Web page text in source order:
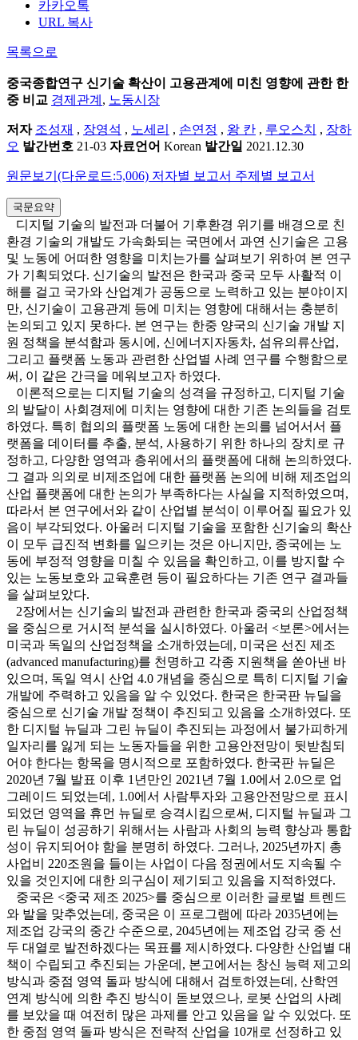
카카오톡
URL 복사
목록으로
중국종합연구 신기술 확산이 고용관계에 미친 영향에 관한 한
중 비교 경제관계 , 노동시장
저자 조성재 , 장영석 , 노세리 , 손연정 , 왕 칸 , 루오스치 , 장하
오 발간번호 21-03 자료언어 Korean 발간일 2021.12.30
원문보기(다운로드:5,006) 저자별 보고서 주제별 보고서
국문요약
디지털 기술의 발전과 더불어 기후환경 위기를 배경으로 친
환경 기술의 개발도 가속화되는 국면에서 과연 신기술은 고용
및 노동에 어떠한 영향을 미치는가를 살펴보기 위하여 본 연구
가 기획되었다. 신기술의 발전은 한국과 중국 모두 사활적 이
해를 걸고 국가와 산업계가 공동으로 노력하고 있는 분야이지
만, 신기술이 고용관계 등에 미치는 영향에 대해서는 충분히
논의되고 있지 못하다. 본 연구는 한중 양국의 신기술 개발 지
원 정책을 분석함과 동시에, 신에너지자동차, 섬유의류산업,
그리고 플랫폼 노동과 관련한 산업별 사례 연구를 수행함으로
써, 이 같은 간극을 메워보고자 하였다.
이론적으로는 디지털 기술의 성격을 규정하고, 디지털 기술
의 발달이 사회경제에 미치는 영향에 대한 기존 논의들을 검토
하였다. 특히 협의의 플랫폼 노동에 대한 논의를 넘어서서 플
랫폼을 데이터를 추출, 분석, 사용하기 위한 하나의 장치로 규
정하고, 다양한 영역과 층위에서의 플랫폼에 대해 논의하였다.
그 결과 의외로 비제조업에 대한 플랫폼 논의에 비해 제조업의
산업 플랫폼에 대한 논의가 부족하다는 사실을 지적하였으며,
따라서 본 연구에서와 같이 산업별 분석이 이루어질 필요가 있
음이 부각되었다. 아울러 디지털 기술을 포함한 신기술의 확산
이 모두 급진적 변화를 일으키는 것은 아니지만, 종국에는 노
동에 부정적 영향을 미칠 수 있음을 확인하고, 이를 방지할 수
있는 노동보호와 교육훈련 등이 필요하다는 기존 연구 결과들
을 살펴보았다.
2장에서는 신기술의 발전과 관련한 한국과 중국의 산업정책
을 중심으로 거시적 분석을 실시하였다. 아울러 <보론>에서는
미국과 독일의 산업정책을 소개하였는데, 미국은 선진 제조
(advanced manufacturing)를 천명하고 각종 지원책을 쏟아낸 바
있으며, 독일 역시 산업 4.0 개념을 중심으로 특히 디지털 기술
개발에 주력하고 있음을 알 수 있었다. 한국은 한국판 뉴딜을
중심으로 신기술 개발 정책이 추진되고 있음을 소개하였다. 또
한 디지털 뉴딜과 그린 뉴딜이 추진되는 과정에서 불가피하게
일자리를 잃게 되는 노동자들을 위한 고용안전망이 뒷받침되
어야 한다는 항목을 명시적으로 포함하였다. 한국판 뉴딜은
2020년 7월 발표 이후 1년만인 2021년 7월 1.0에서 2.0으로 업
그레이드 되었는데, 1.0에서 사람투자와 고용안전망으로 표시
되었던 영역을 휴먼 뉴딜로 승격시킴으로써, 디지털 뉴딜과 그
린 뉴딜이 성공하기 위해서는 사람과 사회의 능력 향상과 통합
성이 유지되어야 함을 분명히 하였다. 그러나, 2025년까지 총
사업비 220조원을 들이는 사업이 다음 정권에서도 지속될 수
있을 것인지에 대한 의구심이 제기되고 있음을 지적하였다.
중국은 <중국 제조 2025>를 중심으로 이러한 글로벌 트렌드
와 발을 맞추었는데, 중국은 이 프로그램에 따라 2035년에는
제조업 강국의 중간 수준으로, 2045년에는 제조업 강국 중 선
두 대열로 발전하겠다는 목표를 제시하였다. 다양한 산업별 대
책이 수립되고 추진되는 가운데, 본고에서는 창신 능력 제고의
방식과 중점 영역 돌파 방식에 대해서 검토하였는데, 산학연
연계 방식에 의한 추진 방식이 돋보였으나, 로봇 산업의 사례
를 보았을 때 여전히 많은 과제를 안고 있음을 알 수 있었다. 또
한 중점 영역 돌파 방식은 전략적 산업을 10개로 선정하고 있